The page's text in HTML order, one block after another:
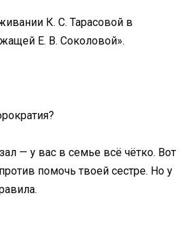
К. С. Тарасовой в
Е. В. Соколовой».
— у вас в семье всё чётко. Вот
помочь твоей сестре. Но у